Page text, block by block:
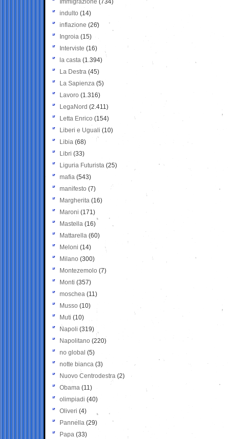
Immigrazione (734)
indulto (14)
inflazione (26)
Ingroia (15)
Interviste (16)
la casta (1.394)
La Destra (45)
La Sapienza (5)
Lavoro (1.316)
LegaNord (2.411)
Letta Enrico (154)
Liberi e Uguali (10)
Libia (68)
Libri (33)
Liguria Futurista (25)
mafia (543)
manifesto (7)
Margherita (16)
Maroni (171)
Mastella (16)
Mattarella (60)
Meloni (14)
Milano (300)
Montezemolo (7)
Monti (357)
moschea (11)
Musso (10)
Muti (10)
Napoli (319)
Napolitano (220)
no global (5)
notte bianca (3)
Nuovo Centrodestra (2)
Obama (11)
olimpiadi (40)
Oliveri (4)
Pannella (29)
Papa (33)